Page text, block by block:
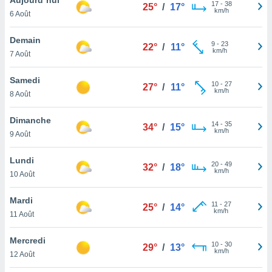
et
»,
au
vous
qu'ils
ou
le
ainsi
un
la
du
6 Août
25° / 17° 17- 38
km/h
Demain
7 Août
22° / 11° 9- 23
km/h
Samedi
8 Août
27° / 11° 10- 27
km/h
Dimanche
9 Août
34° / 15° 14- 35
km/h
Lundi
10 Août
32° / 18° 20- 49
km/h
Mardi
11 Août
25° / 14° 11 - 27
km/h
Mercredi
12 Août
29° / 13° 10- 30
km/h